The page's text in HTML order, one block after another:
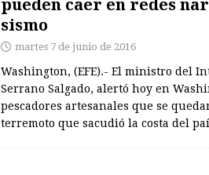
pueden caer en redes
sismo
martes 7 de junio de 2016
Washington, (EFE).- El ministro del
Serrano Salgado, alertó hoy en
pescadores artesanales que se
terremoto que sacudió la costa del